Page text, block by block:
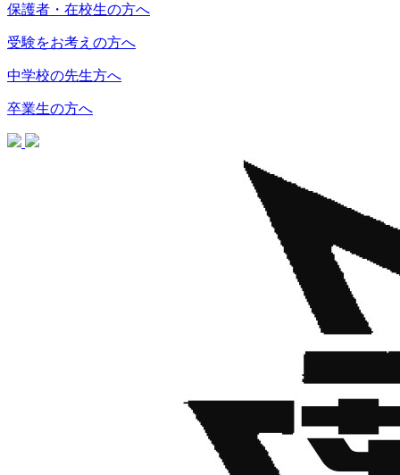
保護者・在校生の方へ
受験をお考えの方へ
中学校の先生方へ
卒業生の方へ